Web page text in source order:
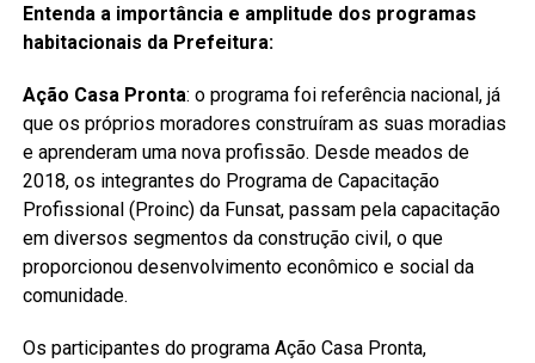
Entenda a importância e amplitude dos programas
habitacionais da Prefeitura:
Ação Casa Pronta: o programa foi referência nacional, já
que os próprios moradores construíram as suas moradias
e aprenderam uma nova profissão. Desde meados de
2018, os integrantes do Programa de Capacitação
Profissional (Proinc) da Funsat, passam pela capacitação
em diversos segmentos da construção civil, o que
proporcionou desenvolvimento econômico e social da
comunidade.
Os participantes do programa Ação Casa Pronta,